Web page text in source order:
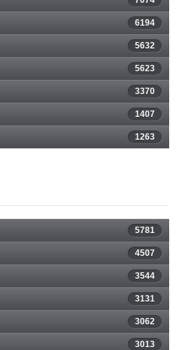
Island 2
6194
5632
5623
3370
1407
1263
5781
4507
3544
3131
3062
3013